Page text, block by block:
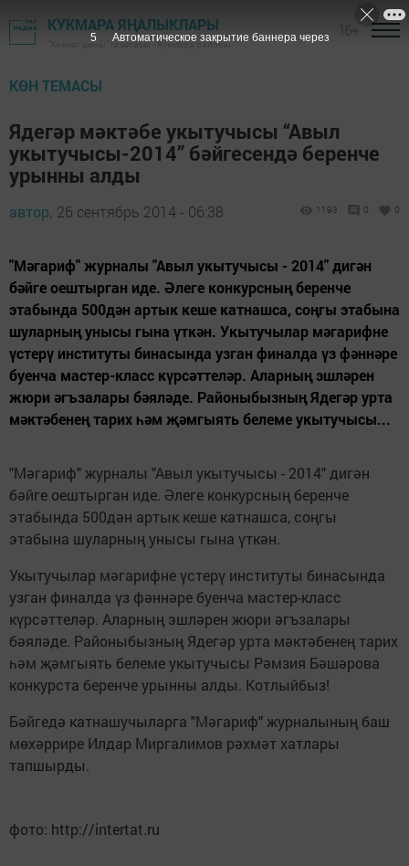
КУКМАРА ЯҢАЛЫКЛАРЫ
"Хезмәт даны" газетасы - Кукмара районы
КӨН ТЕМАСЫ
Ядегәр мәктәбе укытучысы “Авыл
укытучысы-2014” бәйгесендә беренче
урынны алды
автор, 26 сентябрь 2014 - 06:38 1193 0 0
"Мәгариф" журналы "Авыл укытучысы - 2014" дигән
бәйге оештырган иде. Әлеге конкурсның беренче
этабында 500дән артык кеше катнашса, соңгы этабына
шуларның унысы гына үткән. Укытучылар мәгарифне
үстерү институты бинасында узган финалда үз фәннәре
буенча мастер-класс күрсәттеләр. Аларның эшләрен
жюри әгъзалары бәяләде. Районыбызның Ядегәр урта
мәктәбенең тарих һәм җәмгыять белеме укытучысы...
"Мәгариф" журналы "Авыл укытучысы - 2014" дигән
бәйге оештырган иде. Әлеге конкурсның беренче
этабында 500дән артык кеше катнашса, соңгы
этабына шуларның унысы гына үткән.
Укытучылар мәгарифне үстерү институты бинасында
узган финалда үз фәннәре буенча мастер-класс
күрсәттеләр. Аларның эшләрен жюри әгъзалары
бәяләде. Районыбызның Ядегәр урта мәктәбенең тарих
һәм җәмгыять белеме укытучысы Рәмзия Бәшәрова
конкурста беренче урынны алды. Котлыйбыз!
Бәйгедә катнашучыларга "Мәгариф" журналының баш
мөхәррире Илдар Миргалимов рәхмәт хатлары
тапшырды.
фото: http://intertat.ru
3 Автоматическое закрытие баннера через